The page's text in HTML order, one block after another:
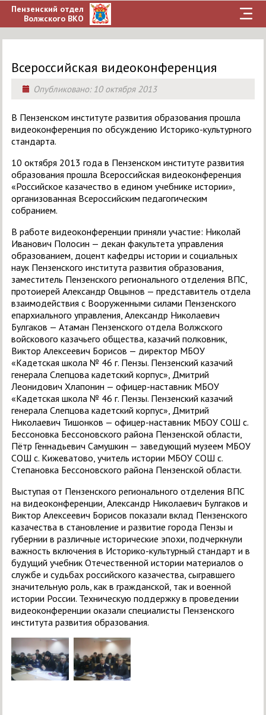
Пензенский отдел
Волжского ВКО
Всероссийская видеоконференция
Опубликовано: 10 октября 2013
В Пензенском институте развития образования прошла
видеоконференция по обсуждению Историко-культурного
стандарта.
10 октября 2013 года в Пензенском институте развития
образования прошла Всероссийская видеоконференция
«Российское казачество в едином учебнике истории»,
организованная Всероссийским педагогическим
собранием.
В работе видеоконференции приняли участие: Николай
Иванович Полосин — декан факультета управления
образованием, доцент кафедры истории и социальных
наук Пензенского института развития образования,
заместитель Пензенского регионального отделения ВПС,
протоиерей Александр Овцынов — представитель отдела
взаимодействия с Вооруженными силами Пензенского
епархиального управления, Александр Николаевич
Булгаков — Атаман Пензенского отдела Волжского
войскового казачьего общества, казачий полковник,
Виктор Алексеевич Борисов — директор МБОУ
«Кадетская школа № 46 г. Пензы. Пензенский казачий
генерала Слепцова кадетский корпус», Дмитрий
Леонидович Хлапонин — офицер-наставник МБОУ
«Кадетская школа № 46 г. Пензы. Пензенский казачий
генерала Слепцова кадетский корпус», Дмитрий
Николаевич Тишонков — офицер-наставник МБОУ СОШ с.
Бессоновка Бессоновского района Пензенской области,
Пётр Геннадьевич Самушкин — заведующий музеем МБОУ
СОШ с. Кижеватово, учитель истории МБОУ СОШ с.
Степановка Бессоновского района Пензенской области.
Выступая от Пензенского регионального отделения ВПС
на видеоконференции, Александр Николаевич Булгаков и
Виктор Алексеевич Борисов показали вклад Пензенского
казачества в становление и развитие города Пензы и
губернии в различные исторические эпохи, подчеркнули
важность включения в Историко-культурный стандарт и в
будущий учебник Отечественной истории материалов о
службе и судьбах российского казачества, сыгравшего
значительную роль, как в гражданской, так и военной
истории России. Техническую поддержку в проведении
видеоконференции оказали специалисты Пензенского
института развития образования.